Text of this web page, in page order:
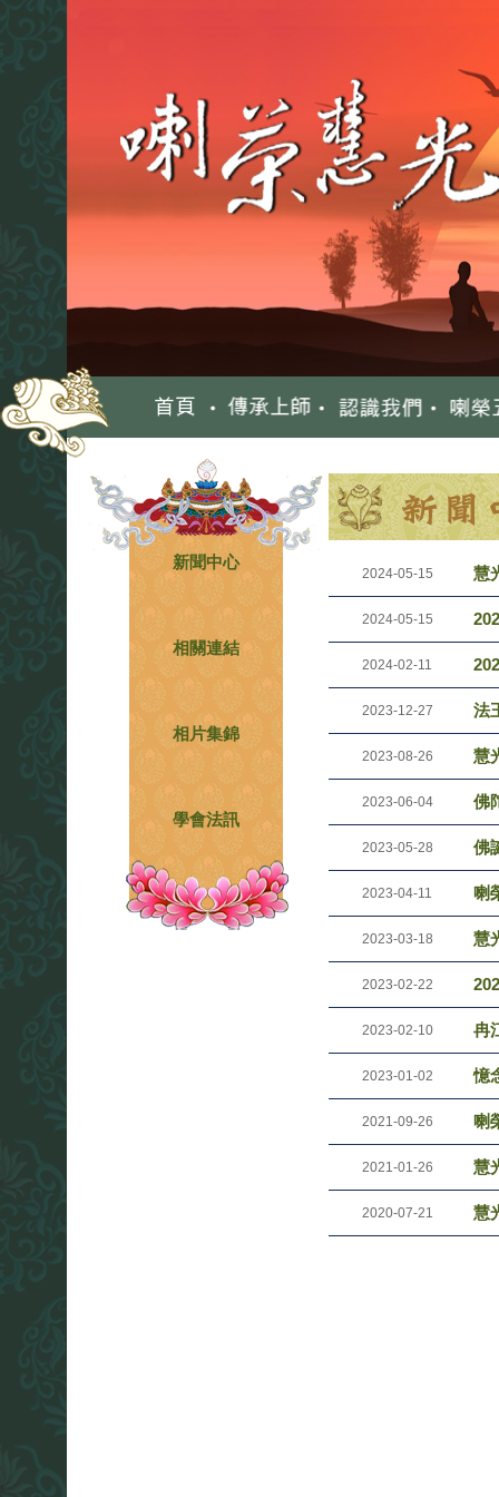
新聞中心
相關連結
相片集錦
學會法訊
2024-05-15 慧
2024-05-15
2024-02-11
2023-12-27 法
2023-08-26 慧
2023-06-04 佛
2023-05-28 佛
2023-04-11 喇
2023-03-18 慧
2023-02-22
2023-02-10 冉
2023-01-02 憶
2021-09-26 喇
2021-01-26 慧
2020-07-21 慧